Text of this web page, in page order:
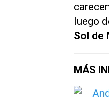
luego
Sol de
MÁS